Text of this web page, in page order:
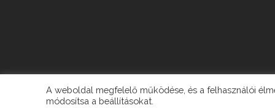
A weboldal megfelelő működése, és a felhasználói
módosítsa a beállításokat.